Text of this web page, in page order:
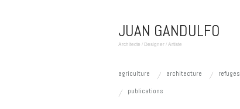
JUAN GANDULFO
Architecte / Designer / Artiste
agriculture architecture refuges
publications